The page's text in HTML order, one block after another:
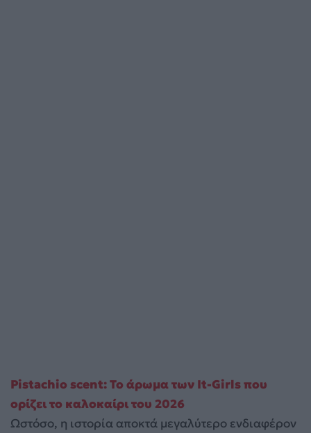
Pistachio scent: Το άρωμα των It-Girls που
ορίζει το καλοκαίρι του 2026
Ωστόσο, η ιστορία αποκτά μεγαλύτερο ενδιαφέρον